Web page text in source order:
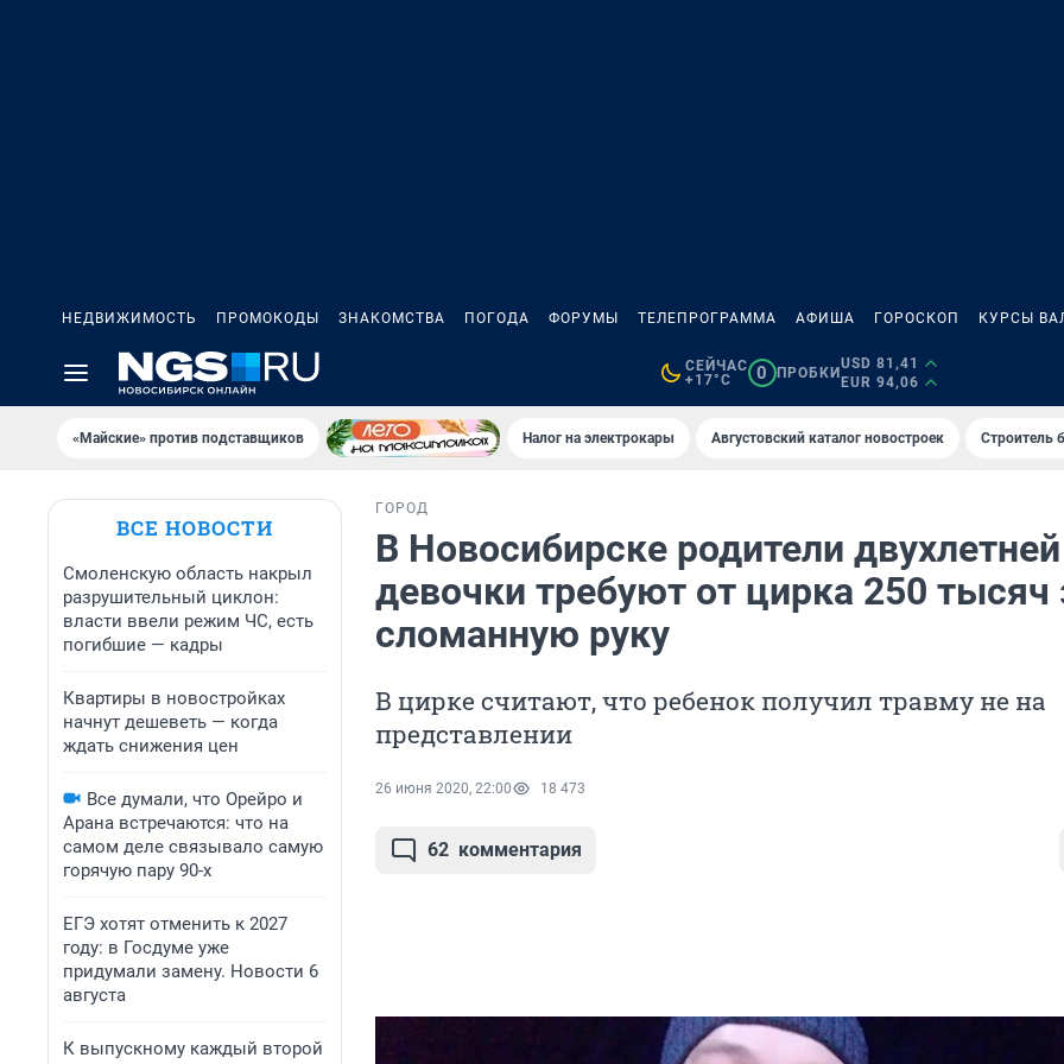
НЕДВИЖИМОСТЬ ПРОМОКОДЫ ЗНАКОМСТВА ПОГОДА ФОРУМЫ ТЕЛЕПРОГРАММА АФИША ГОРОСКОП КУРСЫ
СЕЙЧАС
+17°C
0 ПРОБКИ
USD 81,41
EUR 94,06
«Майские» против подставщиков Налог на электрокары Августовский каталог новостроек Строитель
ВСЕ НОВОСТИ
Смоленскую область накрыл
разрушительный циклон:
власти ввели режим ЧС, есть
погибшие — кадры
Квартиры в новостройках
начнут дешеветь — когда
ждать снижения цен
Все думали, что Орейро и
Арана встречаются: что на
самом деле связывало самую
горячую пару 90-х
ЕГЭ хотят отменить к 2027
году: в Госдуме уже
придумали замену. Новости 6
августа
К выпускному каждый второй
ГОРОД
В Новосибирске родители двухлетней
девочки требуют от цирка 250 тысяч
сломанную руку
В цирке считают, что ребенок получил травму не на
представлении
26 июня 2020, 22:00 18 473
62 комментария